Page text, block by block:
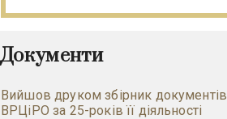
Документи
Вийшов друком збірник документів
ВРЦіРО за 25-років її діяльності